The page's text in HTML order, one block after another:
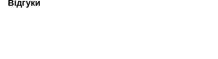
Відгуки